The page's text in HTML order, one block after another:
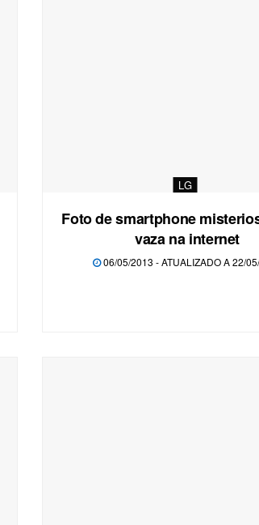
LG
Foto de smartphone
vaza na internet
06/05/2013 - ATUALIZADO A 22/